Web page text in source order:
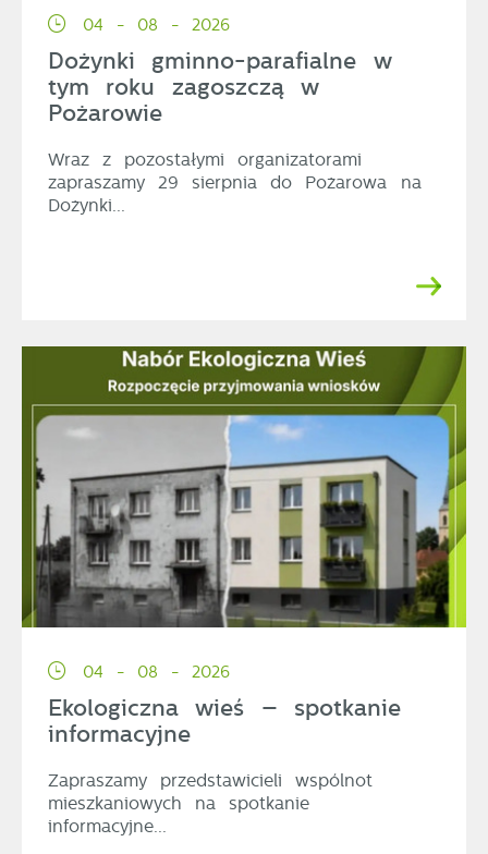
04 - 08 - 2026
Dożynki gminno-parafialne w
tym roku zagoszczą w
Pożarowie
Wraz z pozostałymi organizatorami
zapraszamy 29 sierpnia do Pożarowa na
Dożynki...
04 - 08 - 2026
Ekologiczna wieś – spotkanie
informacyjne
Zapraszamy przedstawicieli wspólnot
mieszkaniowych na spotkanie
informacyjne...